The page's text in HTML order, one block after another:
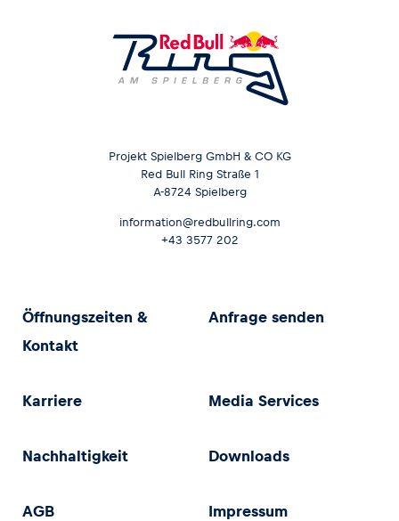
Projekt Spielberg GmbH & CO KG
Red Bull Ring Straße 1
A-8724 Spielberg
information@redbullring.com
+43 3577 202
Öffnungszeiten &
Kontakt
Anfrage senden
Karriere Media Services
Nachhaltigkeit Downloads
AGB Impressum